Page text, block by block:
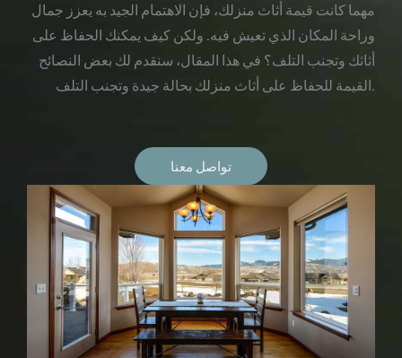
مهما كانت قيمة أثاث منزلك، فإن الاهتمام الجيد به يعزز جمال
وراحة المكان الذي تعيش فيه. ولكن كيف يمكنك الحفاظ على
أثاثك وتجنب التلف؟ في هذا المقال، سنقدم لك بعض النصائح
القيمة للحفاظ على أثاث منزلك بحالة جيدة وتجنب التلف.
تواصل معنا